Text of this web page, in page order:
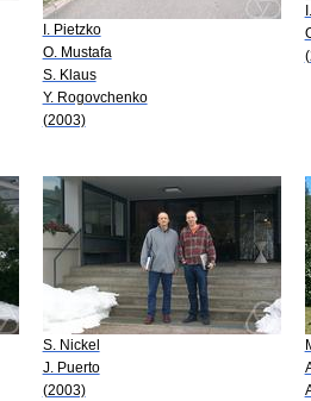
I. Pietzko
O. Mustafa
S. Klaus
Y. Rogovchenko
(2003)
S. Nickel
J. Puerto
(2003)